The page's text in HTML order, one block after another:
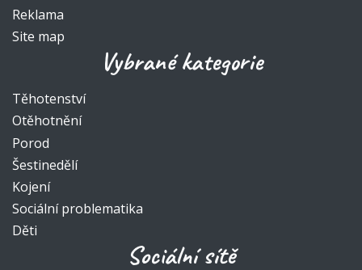
Reklama
Site map
Vybrané kategorie
Těhotenství
Otěhotnění
Porod
Šestinedělí
Kojení
Sociální problematika
Děti
Sociální sítě